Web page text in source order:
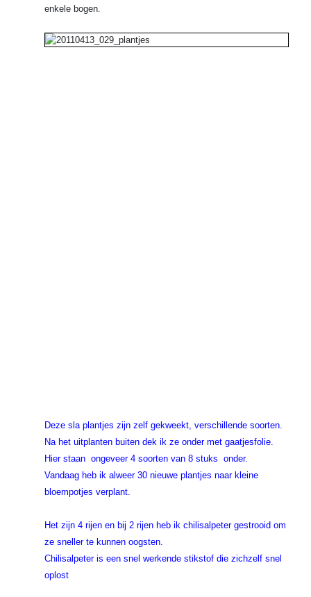
enkele bogen.
Deze sla plantjes zijn zelf gekweekt, verschillende soorten.
Na het uitplanten buiten dek ik ze onder met gaatjesfolie.
Hier staan ongeveer 4 soorten van 8 stuks onder.
Vandaag heb ik alweer 30 nieuwe plantjes naar kleine
bloempotjes verplant.
Het zijn 4 rijen en bij 2 rijen heb ik chilisalpeter gestrooid om
ze sneller te kunnen oogsten.
Chilisalpeter is een snel werkende stikstof die zichzelf snel
oplost